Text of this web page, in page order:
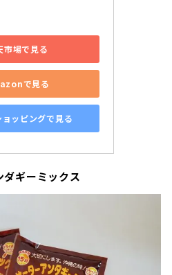
市場で見る
で見る
ッピングで見る
ギーミックス